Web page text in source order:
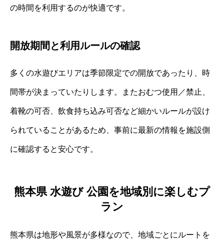
の時間を利用するのが快適です。
開放期間と利用ルールの確認
多くの水遊びエリアは季節限定での開放であったり、時
間帯が決まっていたりします。またおむつ使用／禁止、
着靴の可否、飲食持ち込み可否など細かいルールが設け
られていることがあるため、事前に最新の情報を施設側
に確認すると安心です。
熊本県 水遊び 公園を地域別に楽しむプ
ラン
熊本県は地形や風景が多様なので、地域ごとにルートを